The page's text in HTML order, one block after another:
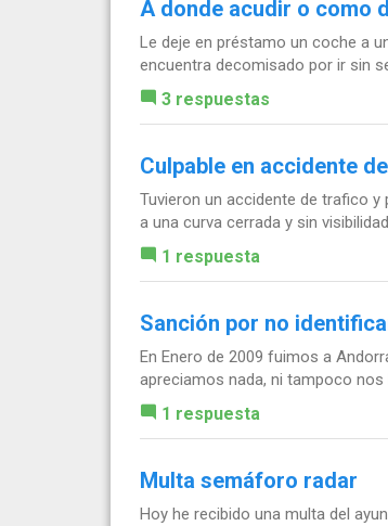
A donde acudir o como
Le deje en préstamo un coche a
encuentra decomisado por ir sin
3 respuestas
Culpable en accidente
Tuvieron un accidente de trafico
a una curva cerrada y sin
1 respuesta
Sanción por no
En Enero de 2009 fuimos a
apreciamos nada, ni tampoco nos
1 respuesta
Multa semáforo radar
Hoy he recibido una multa del